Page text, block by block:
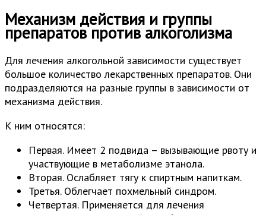
Механизм действия и группы
препаратов против алкоголизма
Для лечения алкогольной зависимости существует
большое количество лекарственных препаратов. Они
подразделяются на разные группы в зависимости от
механизма действия.
К ним относятся:
Первая. Имеет 2 подвида – вызывающие рвоту и
участвующие в метаболизме этанола.
Вторая. Ослабляет тягу к спиртным напиткам.
Третья. Облегчает похмельный синдром.
Четвертая. Применяется для лечения